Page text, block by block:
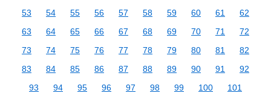
53
54 55 56 57 58 59 60 61
62
63
64 65 66 67 68 69 70 71
72
73
74 75 76 77 78 79 80 81
82
83
84 85 86 87 88 89 90 91
92
93
94 95 96 97 98 99 100
101